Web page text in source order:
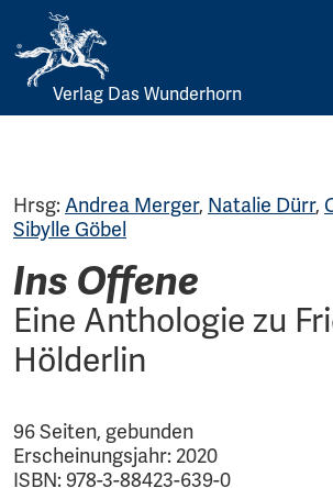
Skip
Verlag Das Wunderhorn
Hrsg:Andrea Merger, Natalie Dürr,
Sibylle Göbel
Ins Offene
Eine Anthologie zu
Hölderlin
96 Seiten, gebunden
Erscheinungsjahr: 2020
ISBN: 978-3-88423-639-0